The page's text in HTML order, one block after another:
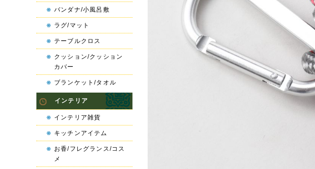
バンダナ/小風呂敷
ラグ/マット
テーブルクロス
クッション/クッション
カバー
ブランケット/タオル
インテリア
インテリア雑貨
キッチンアイテム
お香/フレグランス/コス
メ